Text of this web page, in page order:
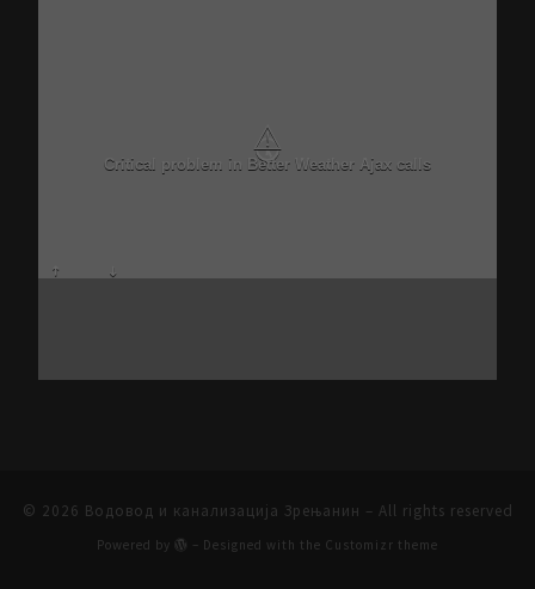
⚠
Critical problem in Better Weather Ajax calls
© 2026 Водовод и канализација Зрењанин – All rights reserved
Powered by – Designed with the Customizr theme